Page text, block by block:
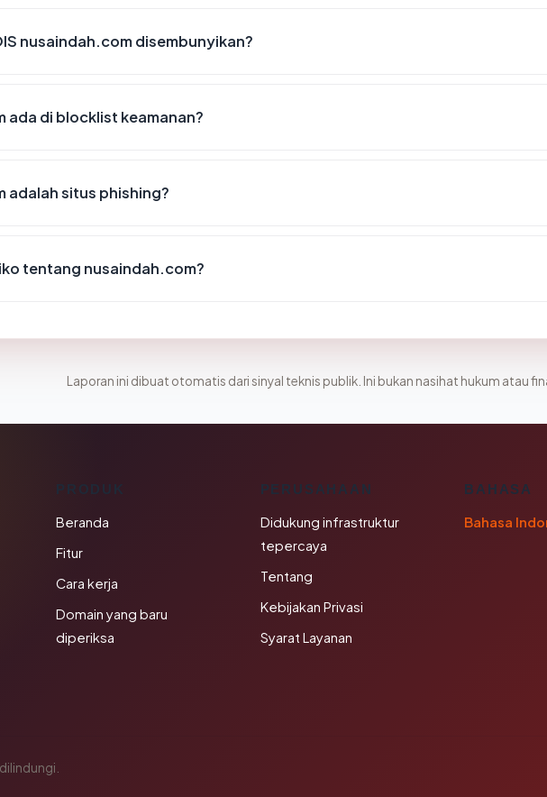
nusaindah.com disembunyikan?
ada di blocklist keamanan?
adalah situs phishing?
tentang nusaindah.com?
Laporan ini dibuat otomatis dari sinyal teknis publik. Ini bukan nasihat hukum atau
Beranda
Fitur
Cara kerja
Domain yang baru
diperiksa
PERUSAHAAN
Didukung infrastruktur
tepercaya
Tentang
Kebijakan Privasi
Syarat Layanan
BAHASA
Bahasa